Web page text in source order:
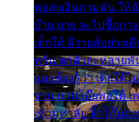
พ่อส่งเงินสามพัน ให้
บ๊าย บาย จะไปซื้อกา
เด็กใต้ ลีวายส์อย่างเ
หวั่น ตกตัวละหลายพั
และต้องรู้ว่า เด็กใต้ไ
ยวน กวนโอ๊ยพอได้ เ
เข้ามหาลัย จิ๊กโก๊มอ